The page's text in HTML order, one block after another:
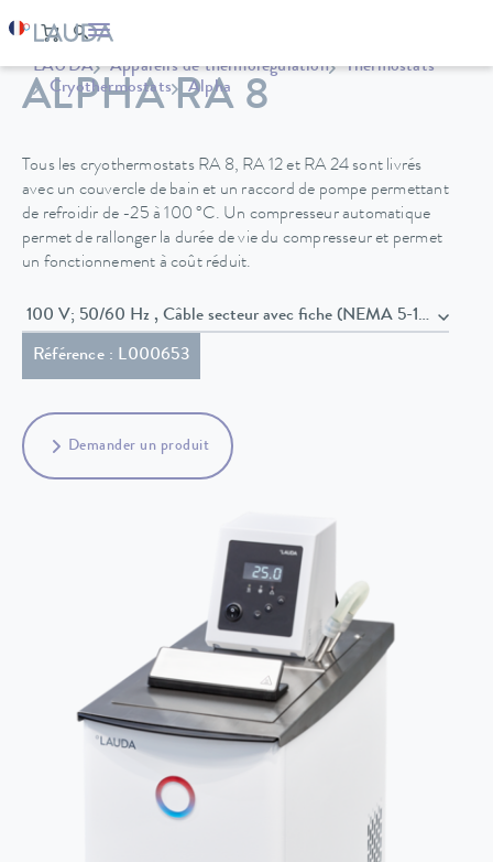
LAUDA Appareils de thermorégulation
Thermostats
Cryothermostats
Alpha
ALPHA RA 8
Tous les cryothermostats RA 8, RA 12 et RA 24 sont livrés
avec un couvercle de bain et un raccord de pompe permettant
de refroidir de -25 à 100 °C. Un compresseur automatique
permet de rallonger la durée de vie du compresseur et permet
un fonctionnement à coût réduit.
100 V; 50/60 Hz , Câble secteur avec fiche (NEMA 5-15P)
Référence : L000653
Demander un produit